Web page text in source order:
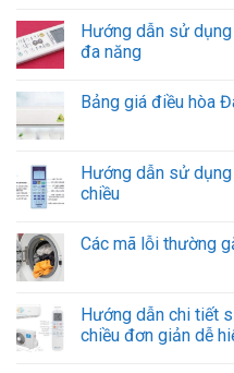
Hướng dẫn sử
đa năng
Bảng giá điều hòa
Hướng dẫn sử
chiều
Các mã lỗi thường
Hướng dẫn chi tiết
chiều đơn giản dễ